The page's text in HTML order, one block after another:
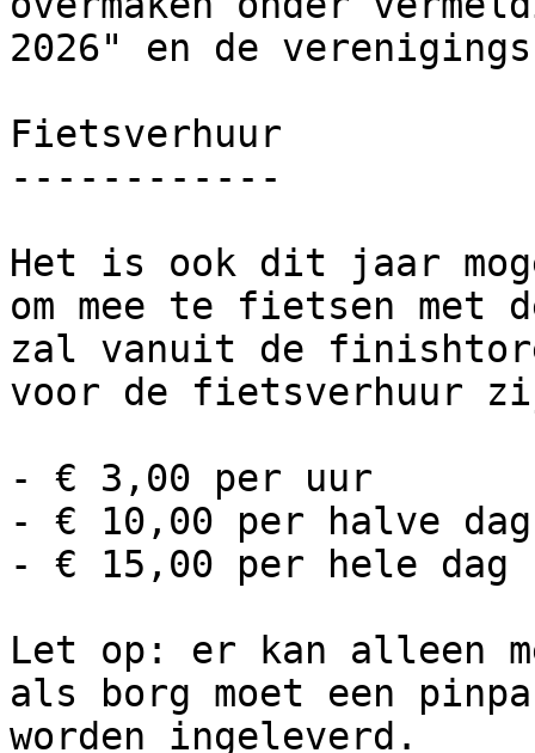
2026" en de
Fietsverhuur
------------
Het is ook dit jaar
om mee te fietsen met
zal vanuit de
voor de fietsverhuur
- € 3,00 per uur
- € 10,00 per halve
- € 15,00 per hele dag
Let op: er kan alleen
als borg moet een
worden ingeleverd.